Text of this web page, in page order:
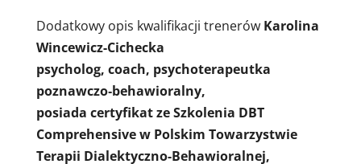
Dodatkowy opis kwalifikacji trenerów Karolina
Wincewicz-Cichecka
psycholog, coach, psychoterapeutka
poznawczo‐behawioralny,
posiada certyfikat ze Szkolenia DBT
Comprehensive w Polskim Towarzystwie
Terapii Dialektyczno-Behawioralnej,